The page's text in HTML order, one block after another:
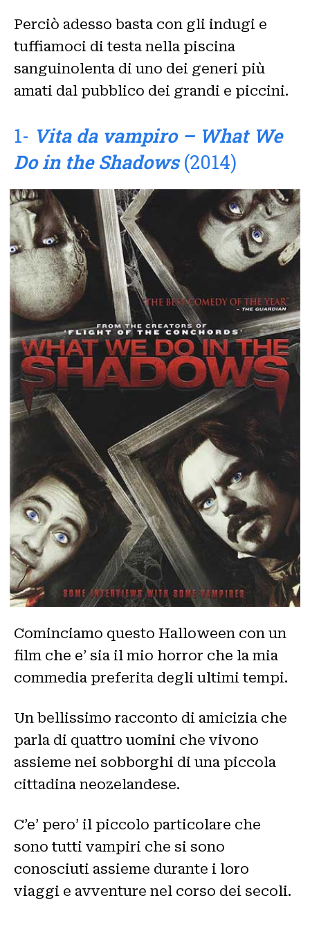
Perciò adesso basta con gli indugi e
tuffiamoci di testa nella piscina
sanguinolenta di uno dei generi più
amati dal pubblico dei grandi e piccini.
1- Vita da vampiro – What We
Do in the Shadows(2014)
Cominciamo questo Halloween con un
film che e’ sia il mio horror che la mia
commedia preferita degli ultimi tempi.
Un bellissimo racconto di amicizia che
parla di quattro uomini che vivono
assieme nei sobborghi di una piccola
cittadina neozelandese.
C’e’ pero’ il piccolo particolare che
sono tutti vampiri che si sono
conosciuti assieme durante i loro
viaggi e avventure nel corso dei secoli.